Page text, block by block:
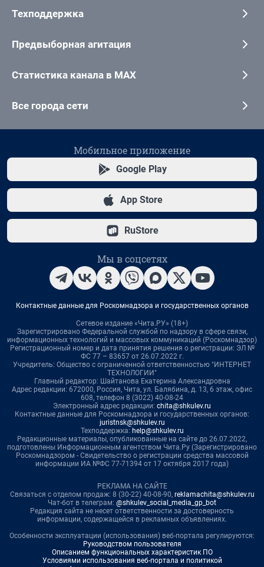
Техподдержка
Предвыборная агитация
Статистика канала в MAX
Все города сети
Мобильное приложение
Google Play
App Store
RuStore
Мы в соцсетях
Контактные данные для Роскомнадзора и государственных органов
Сетевое издание «Чита.РУ» (18+)
Зарегистрировано Федеральной службой по надзору в сфере связи,
информационных технологий и массовых коммуникаций (Роскомнадзор)
Регистрационный номер и дата принятия решения о регистрации: ЭЛ №
ФС 77 – 83657 от 26.07.2022 г.
Учредитель: Общество с ограниченной ответственностью "ИНТЕРНЕТ
ТЕХНОЛОГИИ"
Главный редактор: Шайтанова Екатерина Александровна
Адрес редакции: 672000, Россия, Чита, ул. Балябина, д. 13, 6 этаж, офис
608, телефон 8 (3022) 40-08-24
Электронный адрес редакции: chita@shkulev.ru
Контактные данные для Роскомнадзора и государственных органов:
juristnsk@shkulev.ru
Техподдержка: help@shkulev.ru
Редакционные материалы, опубликованные на сайте до 26.07.2022,
подготовлены Информационным агентством Чита.Ру (Зарегистрировано
Роскомнадзором - Свидетельство о регистрации средства массовой
информации ИА №ФС 77-71394 от 17 октября 2017 года)
РЕКЛАМА НА САЙТЕ
Связаться с отделом продаж: 8 (30-22) 40-08-90, reklamachita@shkulev.ru
Чат-бот в телеграм: @shkulev_social_media_gp_bot
Редакция сайта не несет ответственности за достоверность
информации, содержащейся в рекламных объявлениях.
Особенности эксплуатации (использования) веб-портала регулируются:
Руководством пользователя
Описанием функциональных характеристик ПО
Условиями использования веб-портала и политикой